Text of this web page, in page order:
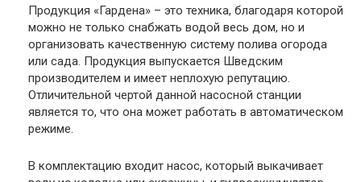
Продукция «Гардена» – это техника, благодаря которой
можно не только снабжать водой весь дом, но и
организовать качественную систему полива огорода
или сада. Продукция выпускается Шведским
производителем и имеет неплохую репутацию.
Отличительной чертой данной насосной станции
является то, что она может работать в автоматическом
режиме.
В комплектацию входит насос, который выкачивает